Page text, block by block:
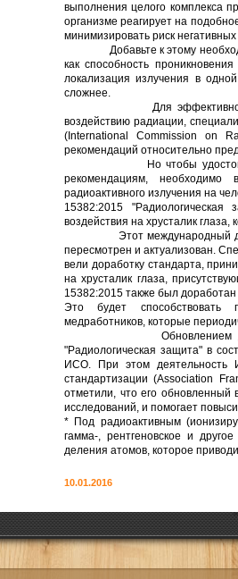
выполнения целого комплекса
организме реагирует на
минимизировать риск
Добавьте к этому
как способность
локализация излучения в
сложнее.
Для эффективной защиты
воздействию радиации,
(International Commission on
рекомендаций относительно
Но чтобы удостовериться
рекомендациям, необходимо
радиоактивного излучения на
15382:2015
воздействия на хрусталик глаза,
Этот международный
пересмотрен и актуализован.
вели доработку стандарта,
на хрусталик глаза,
15382:2015 также был доработан
Это будет способствовать
медработников, которые
Обновлением
"Радиологическая защита" в
ИСО. При этом
стандартизации (Association
отметили, что его обновленный
исследований, и помогает
* Под радиоактивным
гамма-, рентгеновское и
деления атомов, которое
10.01.2016